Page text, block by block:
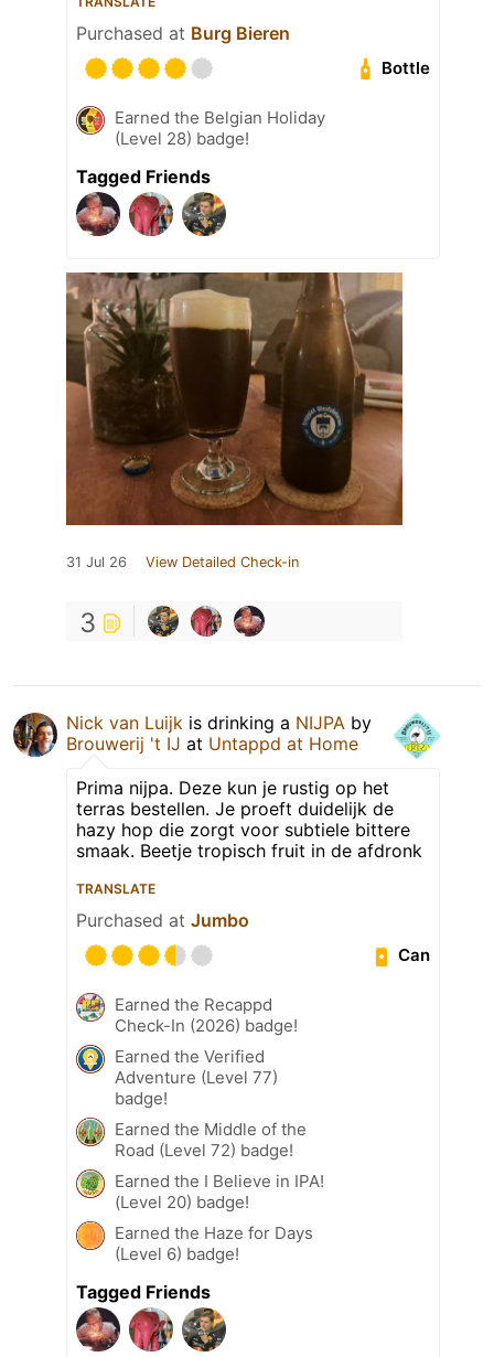
Purchased at Burg Bieren
Bottle
Earned the Belgian Holiday
(Level 28) badge!
Tagged Friends
31 Jul 26 View Detailed Check-in
3
Nick van Luijk is drinking a NIJPA by
Brouwerij 't IJ at Untappd at Home
Prima nijpa. Deze kun je rustig op het
terras bestellen. Je proeft duidelijk de
hazy hop die zorgt voor subtiele bittere
smaak. Beetje tropisch fruit in de afdronk
TRANSLATE
Purchased at Jumbo
Can
Earned the Recappd
Check-In (2026) badge!
Earned the Verified
Adventure (Level 77)
badge!
Earned the Middle of the
Road (Level 72) badge!
Earned the I Believe in IPA!
(Level 20) badge!
Earned the Haze for Days
(Level 6) badge!
Tagged Friends